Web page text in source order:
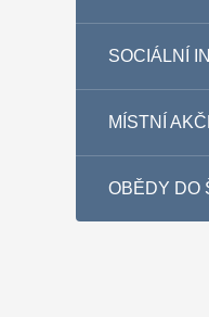
SOCIÁLNÍ
MÍSTNÍ
OBĚDY DO